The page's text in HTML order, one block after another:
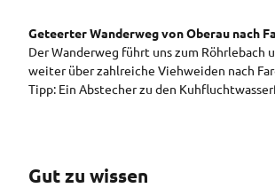
Geteerter Wanderweg von Oberau nach
Der Wanderweg führt uns zum Röhrlebach
weiter über zahlreiche Viehweiden nach
Tipp: Ein Abstecher zu den
Gut zu wissen